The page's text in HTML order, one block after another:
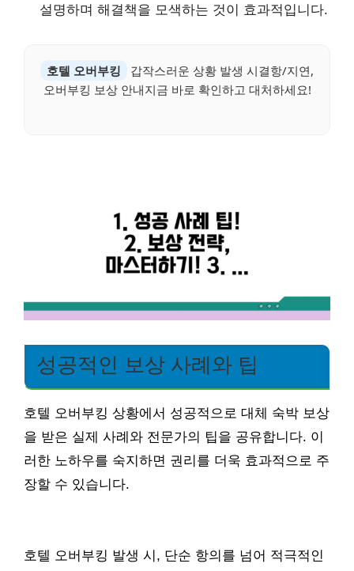
설명하며 해결책을 모색하는 것이 효과적입니다.
호텔 오버부킹
갑작스러운 상황 발생 시결항/지연,
오버부킹 보상 안내지금 바로 확인하고 대처하세요!
성공적인 보상 사례와 팁
호텔 오버부킹 상황에서 성공적으로 대체 숙박 보상
을 받은 실제 사례와 전문가의 팁을 공유합니다. 이
러한 노하우를 숙지하면 권리를 더욱 효과적으로 주
장할 수 있습니다.
호텔 오버부킹 발생 시, 단순 항의를 넘어 적극적인